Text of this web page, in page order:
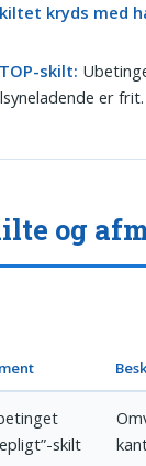
kryds med
skilt:
er frit.
og
skilt